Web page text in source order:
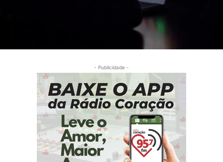
- Publicidade -